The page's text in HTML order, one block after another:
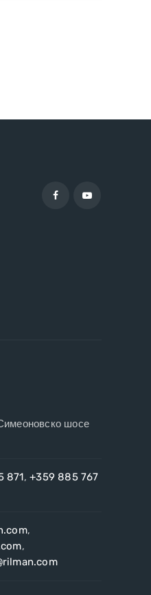
шосе
871,+359 885 767
,
,